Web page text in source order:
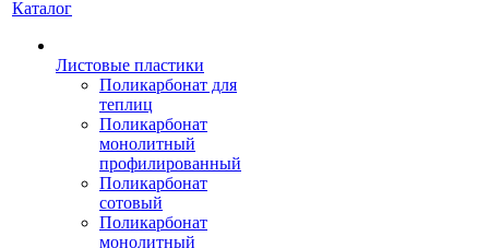
Каталог
Листовые пластики
Поликарбонат для
теплиц
Поликарбонат
монолитный
профилированный
Поликарбонат
сотовый
Поликарбонат
монолитный